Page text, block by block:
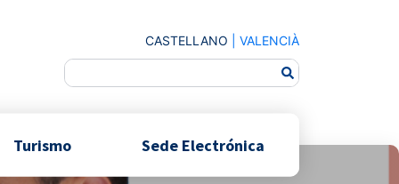
CASTELLANO VALENCIÀ
Turismo Sede Electrónica